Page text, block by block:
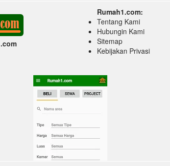
.com
Rumah1.com:
Tentang Kami
Hubungin Kami
Sitemap
Kebijakan Privasi